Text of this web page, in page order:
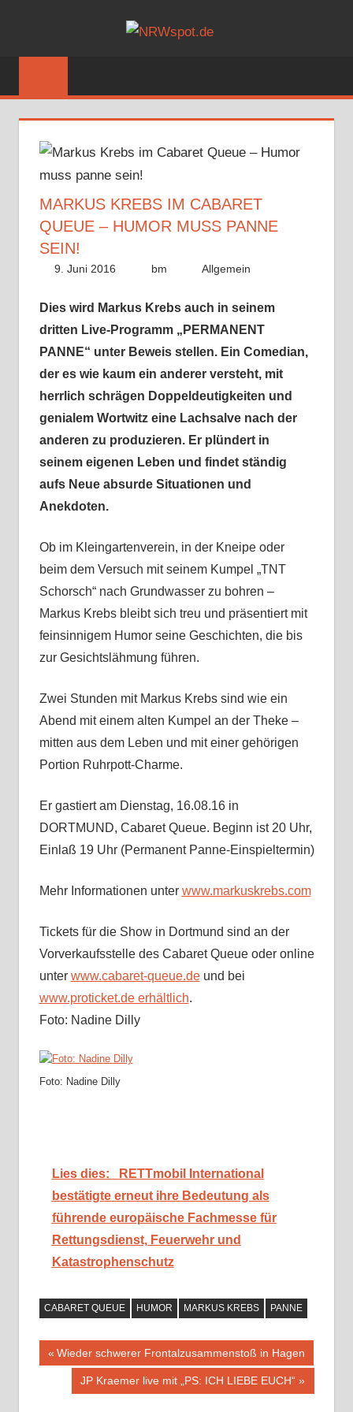
springen
Bewegendes
NRWspot.de
MARKUS KREBS IM CABARET
QUEUE – HUMOR MUSS PANNE
SEIN!
9. Juni 2016 bm Allgemein
Dies wird Markus Krebs auch in seinem
dritten Live-Programm „PERMANENT
PANNE“ unter Beweis stellen. Ein Comedian,
der es wie kaum ein anderer versteht, mit
herrlich schrägen Doppeldeutigkeiten und
genialem Wortwitz eine Lachsalve nach der
anderen zu produzieren. Er plündert in
seinem eigenen Leben und findet ständig
aufs Neue absurde Situationen und
Anekdoten.
Ob im Kleingartenverein, in der Kneipe oder
beim dem Versuch mit seinem Kumpel „TNT
Schorsch“ nach Grundwasser zu bohren –
Markus Krebs bleibt sich treu und präsentiert mit
feinsinnigem Humor seine Geschichten, die bis
zur Gesichtslähmung führen.
Zwei Stunden mit Markus Krebs sind wie ein
Abend mit einem alten Kumpel an der Theke –
mitten aus dem Leben und mit einer gehörigen
Portion Ruhrpott-Charme.
Er gastiert am Dienstag, 16.08.16 in
DORTMUND, Cabaret Queue. Beginn ist 20 Uhr,
Einlaß 19 Uhr (Permanent Panne-Einspieltermin)
Mehr Informationen unter www.markuskrebs.com
Tickets für die Show in Dortmund sind an der
Vorverkaufsstelle des Cabaret Queue oder online
unter www.cabaret-queue.deund bei
www.proticket.de erhältlich.
Foto: Nadine Dilly
Foto: Nadine Dilly
Lies dies:
RETTmobil International
bestätigte erneut ihre Bedeutung als
führende europäische Fachmesse für
Rettungsdienst, Feuerwehr und
Katastrophenschutz
CABARET QUEUE HUMOR MARKUS KREBS PANNE
Beitragsnavigation
Vorheriger
Beitrag:
Wieder schwerer Frontalzusammenstoß in Hagen
Nächster
JP Kraemer live mit „PS: ICH LIEBE EUCH“